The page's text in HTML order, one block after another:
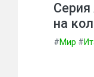
Серия
на
#Мир #